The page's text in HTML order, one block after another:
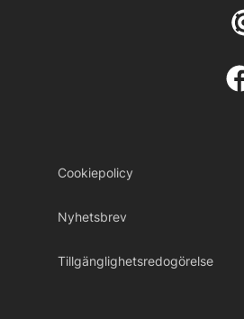
Cookiepolicy
Nyhetsbrev
Tillgänglighetsredogörelse